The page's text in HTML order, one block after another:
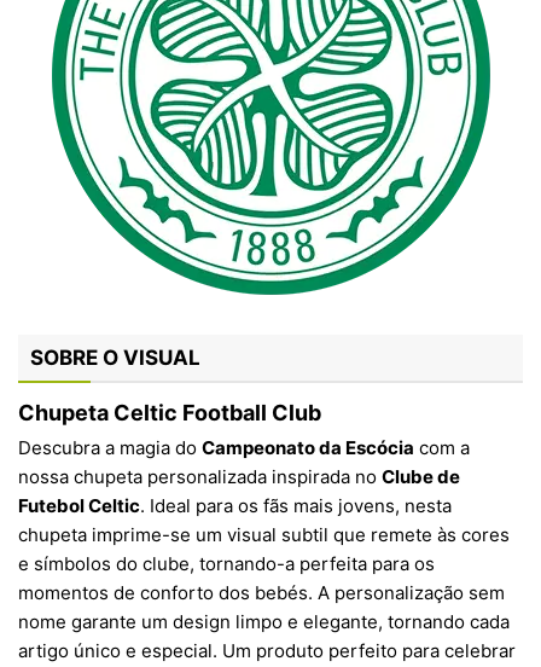
SOBRE O VISUAL
Chupeta Celtic Football Club
Descubra a magia do Campeonato da Escócia com a
nossa chupeta personalizada inspirada no Clube de
Futebol Celtic. Ideal para os fãs mais jovens, nesta
chupeta imprime-se um visual subtil que remete às cores
e símbolos do clube, tornando-a perfeita para os
momentos de conforto dos bebés. A personalização sem
nome garante um design limpo e elegante, tornando cada
artigo único e especial. Um produto perfeito para celebrar